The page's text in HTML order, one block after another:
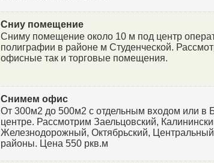
Сниу помещение
Сниму помещение около 10 м под центр
полиграфии в районе м Студенческой.
офисные так и торговые помещения.
Снимем офис
От 300м2 до 500м2 с отдельным входом или в
центре. Рассмотрим Заельцовский,
Железнодорожный, Октябрьский, Центральный
районы. Цена 550 ркв.м